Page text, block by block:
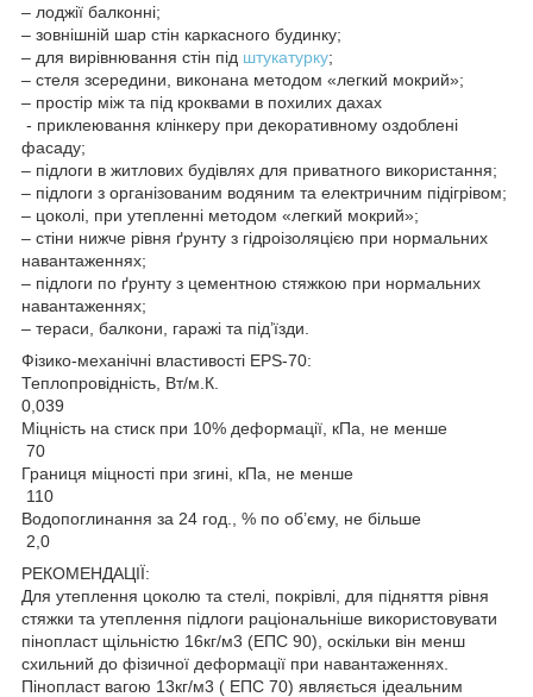
– лоджії балконні;
– зовнішній шар стін каркасного будинку;
– для вирівнювання стін під штукатурку;
– стеля зсередини, виконана методом «легкий мокрий»;
– простір між та під кроквами в похилих дахах
- приклеювання клінкеру при декоративному оздоблені
фасаду;
– підлоги в житлових будівлях для приватного використання;
– підлоги з організованим водяним та електричним підігрівом;
– цоколі, при утепленні методом «легкий мокрий»;
– стіни нижче рівня ґрунту з гідроізоляцією при нормальних
навантаженнях;
– підлоги по ґрунту з цементною стяжкою при нормальних
навантаженнях;
– тераси, балкони, гаражі та під’їзди.
Фізико-механічні властивості EPS-70:
Теплопровідність, Вт/м.К.
0,039
Міцність на стиск при 10% деформації, кПа, не менше
70
Границя міцності при згині, кПа, не менше
110
Водопоглинання за 24 год., % по об’єму, не більше
2,0
РЕКОМЕНДАЦІЇ:
Для утеплення цоколю та стелі, покрівлі, для підняття рівня
стяжки та утеплення підлоги раціональніше використовувати
пінопласт щільністю 16кг/м3 (ЕПС 90), оскільки він менш
схильний до фізичної деформації при навантаженнях.
Пінопласт вагою 13кг/м3 ( ЕПС 70) являється ідеальним